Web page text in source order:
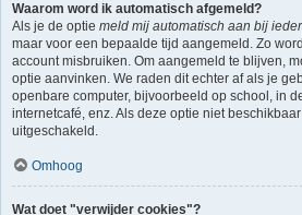
Waarom word ik automatisch afgemeld?
Als je de optie meld mij automatisch aan bij
maar voor een bepaalde tijd aangemeld. Zo
account misbruiken. Om aangemeld te blijven,
optie aanvinken. We raden dit echter af als je
openbare computer, bijvoorbeeld op school, in
internetcafé, enz. Als deze optie niet
uitgeschakeld.
Omhoog
Wat doet "verwijder cookies"?